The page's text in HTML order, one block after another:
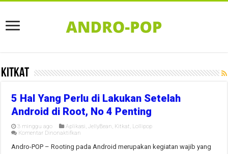
Kitkat
5 Hal Yang Perlu di Lakukan Setelah
Android di Root, No 4 Penting
3 minggu ago Aplikasi,JellyBean, Kitkat, Lollipop
Komentar Dinonaktifkan
Hal
Andro-POP – Rooting pada Android merupakan kegiatan wajib yang